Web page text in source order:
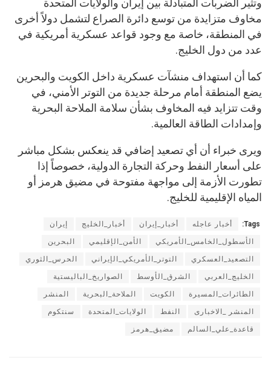
وتثير الضربات المتبادلة بين إيران والولايات المتحدة
مخاوف متزايدة من توسع دائرة الصراع لتشمل دولاً أخرى
في المنطقة، خاصة مع وجود قواعد عسكرية أمريكية في
عدد من دول الخليج.
كما أن استهداف منشآت عسكرية داخل الكويت والبحرين
يضع المنطقة أمام مرحلة جديدة من التوتر الأمني، في
وقت تتزايد فيه المخاوف بشأن سلامة الملاحة البحرية
وإمدادات الطاقة العالمية.
ويرى خبراء أن أي تصعيد إضافي قد ينعكس بشكل مباشر
على أسعار النفط وحركة التجارة الدولية، خصوصاً إذا
تطورت الأزمة إلى مواجهة مفتوحة في مضيق هرمز أو
المياه الإقليمية للخليج.
Tags: أخبار عاجله أخبار_إيران أخبار_الخليج إيران
الأسطول_الخامس_الأمريكي الأمن_الإقليمي البحرين
التصعيد_العسكري التوتر_الأمريكي_الإيراني الحرس_الثوري
الخليج_العربي الشرق_الأوسط الصواريخ_الباليستية
الطائرات_المسيرة الكويت الملاحة_البحرية المنشر
المنشر _الاخبارى النفط الولايات_المتحدة سنتكوم
قاعدة_علي_السالم مضيق_هرمز